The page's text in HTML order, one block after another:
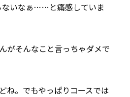
ないなぁ……と痛感していま
がそんなこと言っちゃダメで
ね。でもやっぱりコースでは